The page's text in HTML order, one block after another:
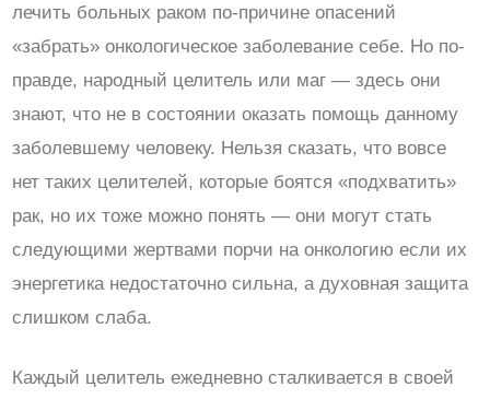
лечить больных раком по-причине опасений
«забрать» онкологическое заболевание себе. Но по-
правде, народный целитель или маг — здесь они
знают, что не в состоянии оказать помощь данному
заболевшему человеку. Нельзя сказать, что вовсе
нет таких целителей, которые боятся «подхватить»
рак, но их тоже можно понять — они могут стать
следующими жертвами порчи на онкологию если их
энергетика недостаточно сильна, а духовная защита
слишком слаба.
Каждый целитель ежедневно сталкивается в своей